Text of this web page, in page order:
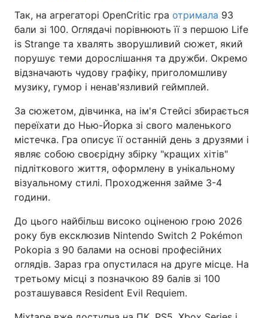
Так, на агрегаторі OpenCritic гра отримала 93
бали зі 100. Оглядачі порівнюють її з першою Life
is Strange та хвалять зворушливий сюжет, який
порушує теми дорослішання та дружби. Окремо
відзначають чудову графіку, приголомшливу
музику, гумор і ненав'язливий геймплей.
За сюжетом, дівчинка, на ім'я Стейсі збирається
переїхати до Нью-Йорка зі свого маленького
містечка. Гра описує її останній день з друзями і
являє собою своєрідну збірку "кращих хітів"
підліткового життя, оформлену в унікальному
візуальному стилі. Проходження займе 3-4
години.
До цього найбільш високо оціненою грою 2026
року був ексклюзив Nintendo Switch 2 Pokémon
Pokopia з 90 балами на основі професійних
оглядів. Зараз гра опустилася на друге місце. На
третьому місці з позначкою 89 балів зі 100
розташувався Resident Evil Requiem.